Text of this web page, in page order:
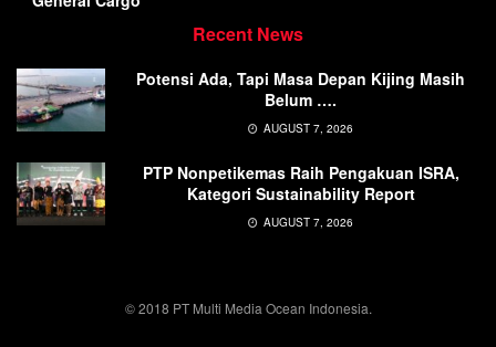
Recent News
Potensi Ada, Tapi Masa Depan Kijing Masih
Belum ….
AUGUST 7, 2026
PTP Nonpetikemas Raih Pengakuan ISRA,
Kategori Sustainability Report
AUGUST 7, 2026
© 2018 PT Multi Media Ocean Indonesia.